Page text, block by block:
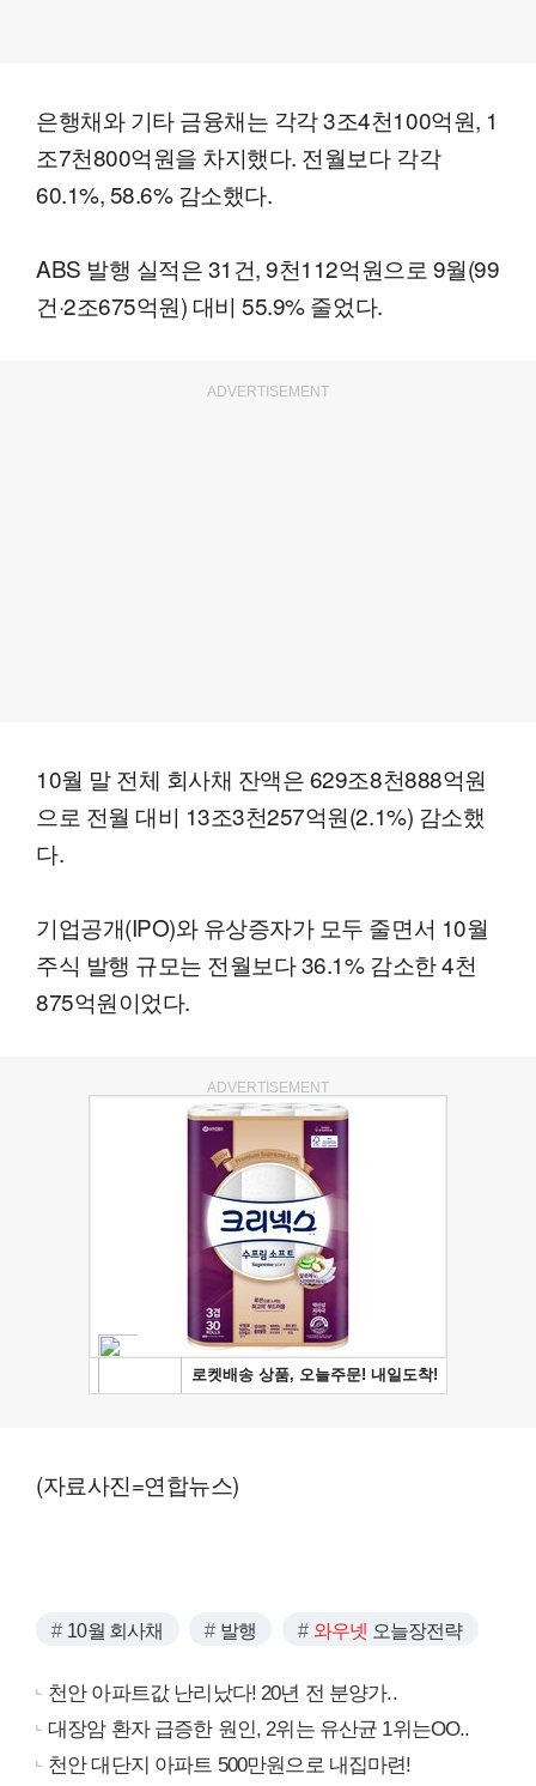
은행채와 기타 금융채는 각각 3조4천100억원, 1
조7천800억원을 차지했다. 전월보다 각각
60.1%, 58.6% 감소했다.
ABS 발행 실적은 31건, 9천112억원으로 9월(99
건·2조675억원) 대비 55.9% 줄었다.
ADVERTISEMENT
10월 말 전체 회사채 잔액은 629조8천888억원
으로 전월 대비 13조3천257억원(2.1%) 감소했
다.
기업공개(IPO)와 유상증자가 모두 줄면서 10월
주식 발행 규모는 전월보다 36.1% 감소한 4천
875억원이었다.
ADVERTISEMENT
(자료사진=연합뉴스)
10월 회사채 발행 와우넷 오늘장전략
천안 아파트값 난리났다! 20년 전 분양가..
대장암 환자 급증한 원인, 2위는 유산균 1위는OO..
천안 대단지 아파트 500만원으로 내집마련!